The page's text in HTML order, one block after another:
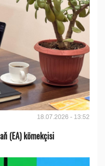
18.07.2026 - 13:52
(EA) kömekçisi